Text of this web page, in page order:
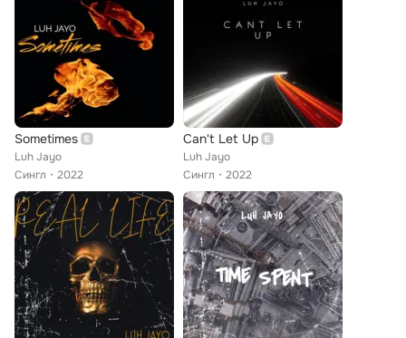
Sometimes
Luh Jayo
Сингл
2022
Can't Let Up
Luh Jayo
Сингл
2022